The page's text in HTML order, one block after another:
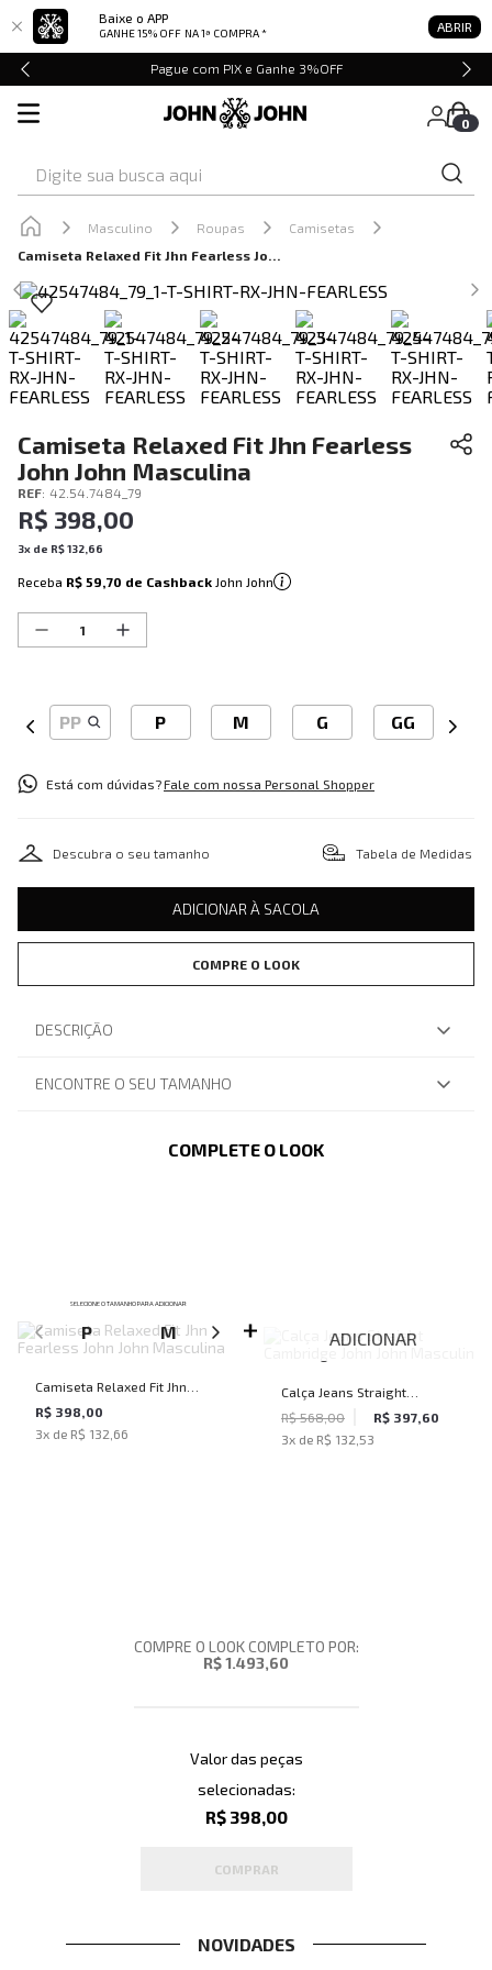
Baixe o APP
GANHE 15% OFF NA 1ª COMPRA * ABRIR
Pague com PIX e Ganhe 3%OFF
0
Masculino Roupas
Camisetas
Camiseta Relaxed Fit Jhn Fearless John John Masculina
Camiseta Relaxed Fit Jhn Fearless
John John Masculina
REF: 42.54.7484_79
R$ 398,00
3x de R$132 66
Receba R$ 59,70 de Cashback John John
PP P M G GG
Está com dúvidas?Fale com nossa Personal Shopper
Descubra o seu tamanho Tabela de Medidas
ADICIONAR À SACOLA
COMPRE O LOOK
DESCRIÇÃO
ENCONTRE O SEU TAMANHO
COMPLETE O LOOK
SELECIONE O TAMANHO PARA ADICIONAR
P M G GG
Camiseta Relaxed Fit Jhn
Fearless John John Masculina
R$ 398,00
3x de R$ 132,66
ADICIONAR
Calça Jeans Straight
Cambridge John John
Masculina
R$ 568,00
R$ 397,60
3x de R$ 132,53
COMPRE O LOOK COMPLETO POR:
R$ 1.493,60
Valor das peças
selecionadas:
R$ 398,00
COMPRAR
NOVIDADES